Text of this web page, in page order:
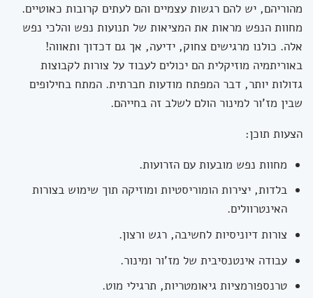
מהוריהם, יש להם רגשות עצמיים והם לעתים קרובות כאוטיים.
מחוות הנפש מראות את המציאות של תנועות נפש והלכי נפש
אלה. כולנו מרגישים צחוק, ידיעה, אך גם דכדוך ותאווה!
באוריתמיה מוזיקלית הם יכולים לעבוד על צורות לקבוצות
גדולות יותר, דבר המפתח מודעות חברתית. המתח בחילופים
שבין מז'ור למינור הולם לשלב זה בחייהם.
הצעות תוכן:
מחוות נפש מובעות עם הזרועות.
בלדות, יצירות הומוריסטיות ומוזיקה תוך שימוש בצורות
האינטרוולים.
צורות דיוניסיות לחשיבה, רגש ורצון.
עבודה אינטנסיבית של מז'ור ומינור.
טרנספורמציות גיאומטריות, תרגילי מוט.